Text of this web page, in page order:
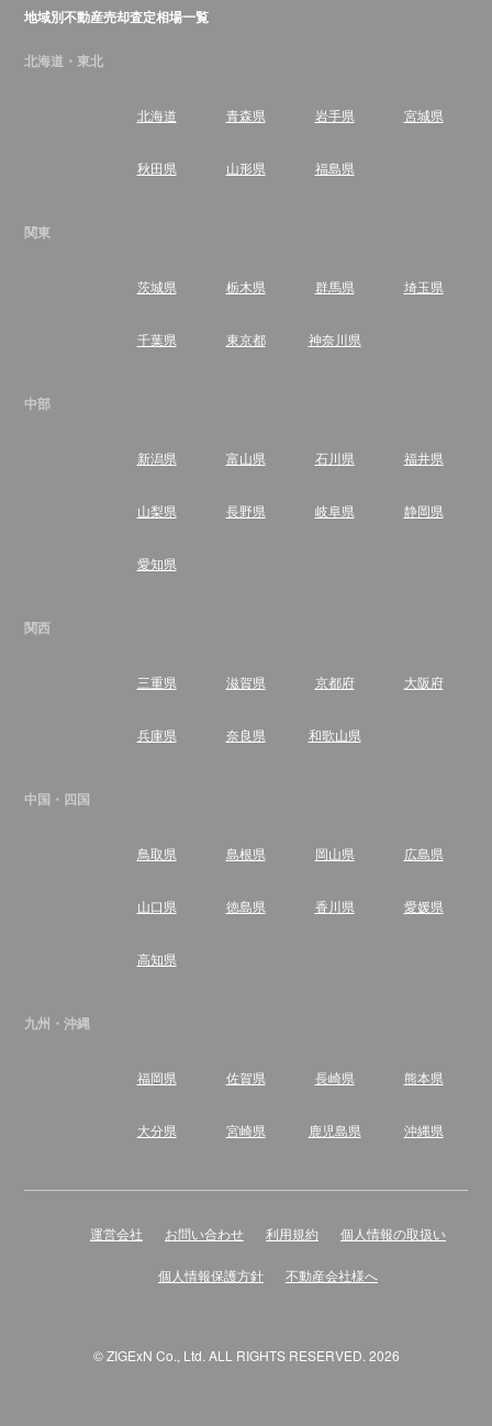
地域別不動産売却査定相場一覧
北海道・東北
北海道 青森県 岩手県 宮城県
秋田県 山形県 福島県
関東
茨城県 栃木県 群馬県 埼玉県
千葉県 東京都 神奈川県
中部
新潟県 富山県 石川県 福井県
山梨県 長野県 岐阜県 静岡県
愛知県
関西
三重県 滋賀県 京都府 大阪府
兵庫県 奈良県 和歌山県
中国・四国
鳥取県 島根県 岡山県 広島県
山口県 徳島県 香川県 愛媛県
高知県
九州・沖縄
福岡県 佐賀県 長崎県 熊本県
大分県 宮崎県 鹿児島県 沖縄県
運営会社 お問い合わせ 利用規約 個人情報の取扱い
個人情報保護方針 不動産会社様へ
© ZIGExN Co., Ltd. ALL RIGHTS RESERVED. 2026